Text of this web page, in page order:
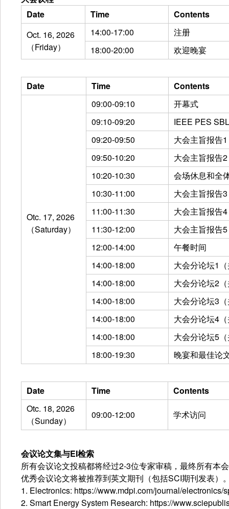
Date
Time
Contents
Oct. 16, 2026
（Friday）
14:00-17:00
注册
18:00-20:00
欢迎晚宴
Date Time Contents
Otc. 17, 2026
（Saturday）
09:00-09:10
开幕式
09:10-09:20
IEEE PES
09:20-09:50
大会主旨报告1
09:50-10:20
大会主旨报告2
10:20-10:30
会场休息和全
10:30-11:00
大会主旨报告3
11:00-11:30
大会主旨报告4
11:30-12:00
大会主旨报告5
12:00-14:00
午餐时间
14:00-18:00
大会分论坛1
14:00-18:00
大会分论坛2
14:00-18:00
大会分论坛3
14:00-18:00
大会分论坛4
14:00-18:00
大会分论坛5
18:00-19:30
晚宴和最佳论
Date Time
Contents
Otc. 18, 2026
（Sunday）
09:00-12:00 学术访问
会议论文集与EI检索
所有会议论文投稿都将经过2-3位专家审稿，最终所有本
优秀会议论文将被推荐到英文期刊（包括SCI期刊发表）
1. Electronics: https://www.mdpi.com/journal/
2. Smart Energy System Research: https://